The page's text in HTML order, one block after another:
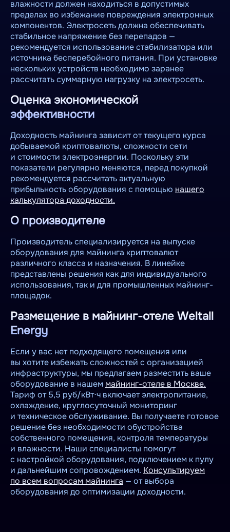
влажности должен находиться в допустимых
пределах во избежание повреждения электронных
компонентов. Электросеть должна обеспечивать
стабильное напряжение без перепадов —
рекомендуется использование стабилизатора или
источника бесперебойного питания. При установке
нескольких устройств необходимо заранее
рассчитать суммарную нагрузку на электросеть.
Оценка экономической
эффективности
Доходность майнинга зависит от текущего курса
добываемой криптовалюты, сложности сети
и стоимости электроэнергии. Поскольку эти
показатели регулярно меняются, перед покупкой
рекомендуется рассчитать актуальную
прибыльность оборудования с помощью нашего
калькулятора доходности.
О производителе
Производитель специализируется на выпуске
оборудования для майнинга криптовалют
различного класса и назначения. В линейке
представлены решения как для индивидуального
использования, так и для промышленных майнинг-
площадок.
Размещение в майнинг-отеле Weltall
Energy
Если у вас нет подходящего помещения или
вы хотите избежать сложностей с организацией
инфраструктуры, мы предлагаем разместить ваше
оборудование в нашем майнинг-отеле в Москве.
Тариф от 5,5 руб/кВт⋅ч включает электропитание,
охлаждение, круглосуточный мониторинг
и техническое обслуживание. Вы получаете готовое
решение без необходимости обустройства
собственного помещения, контроля температуры
и влажности. Наши специалисты помогут
с настройкой оборудования, подключением к пулу
и дальнейшим сопровождением. Консультируем
по всем вопросам майнинга — от выбора
оборудования до оптимизации доходности.